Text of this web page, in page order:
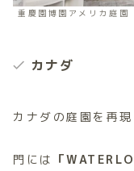
重慶園博園アメリカ庭園
カナダ
カナダの庭園を再
門には 「